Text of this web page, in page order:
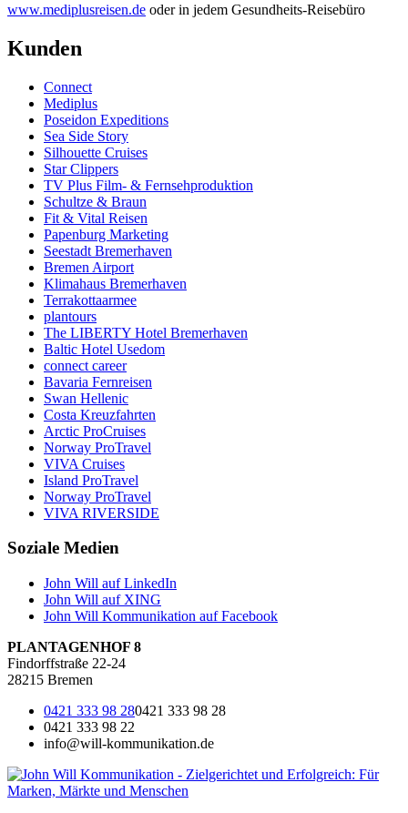
www.mediplusreisen.de oder in jedem Gesundheits-Reisebüro
Kunden
Connect
Mediplus
Poseidon Expeditions
Sea Side Story
Silhouette Cruises
Star Clippers
TV Plus Film- & Fernsehproduktion
Schultze & Braun
Fit & Vital Reisen
Papenburg Marketing
Seestadt Bremerhaven
Bremen Airport
Klimahaus Bremerhaven
Terrakottaarmee
plantours
The LIBERTY Hotel Bremerhaven
Baltic Hotel Usedom
connect career
Bavaria Fernreisen
Swan Hellenic
Costa Kreuzfahrten
Arctic ProCruises
Norway ProTravel
VIVA Cruises
Island ProTravel
Norway ProTravel
VIVA RIVERSIDE
Soziale Medien
John Will auf LinkedIn
John Will auf XING
John Will Kommunikation auf Facebook
PLANTAGENHOF 8
Findorffstraße 22-24
28215 Bremen
0421 333 98 280421 333 98 28
0421 333 98 22
info@will-kommunikation.de